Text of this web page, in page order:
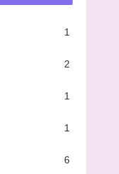
1
2
1
1
6